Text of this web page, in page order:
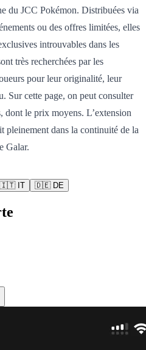
du JCC Pokémon. Distribuées via
ou des offres limitées, elles
introuvables dans les
très recherchées par les
pour leur originalité, leur
Sur cette page, on peut consulter
dont le prix moyens. L’extension
pleinement dans la continuité de la
Galar.
🇮🇹IT 🇩🇪DE